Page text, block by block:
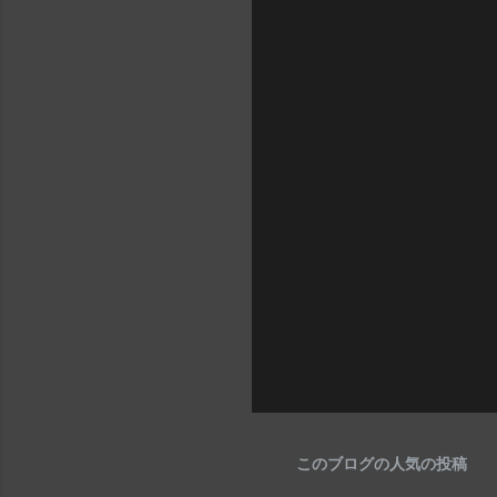
このブログの人気の投稿